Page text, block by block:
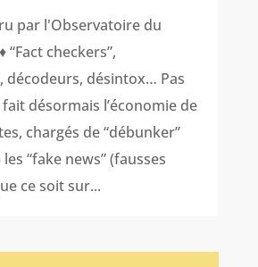
par l'Observatoire du
“Fact checkers”,
décodeurs, désintox… Pas
désormais l’économie de
chargés de “débunker”
“fake news” (fausses
ce soit sur...